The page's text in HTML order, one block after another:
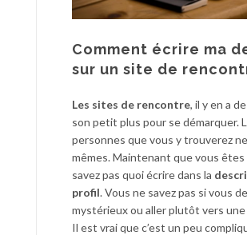
Comment écrire ma
sur un site de
Les sites de rencontre, il y en a
son petit plus pour se démarquer.
personnes que vous y trouverez
mêmes. Maintenant que vous
savez pas quoi écrire dans la
profil. Vous ne savez pas si vous
mystérieux ou aller plutôt vers
Il est vrai que c’est un peu